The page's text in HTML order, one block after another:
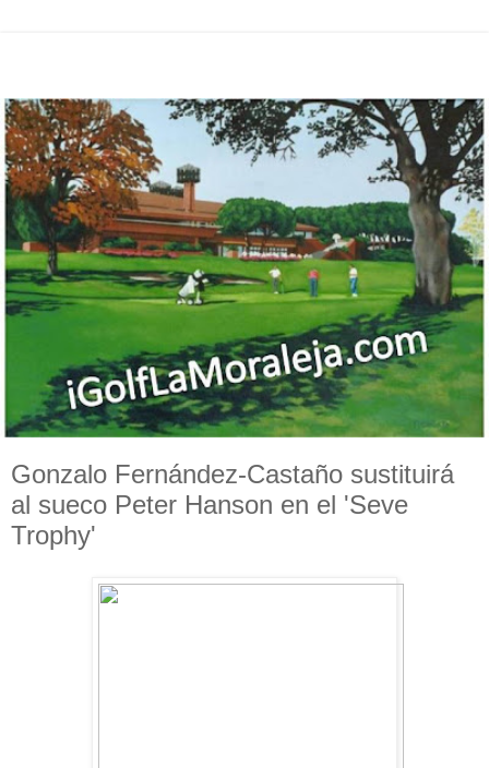
Gonzalo Fernández-Castaño sustituirá
al sueco Peter Hanson en el 'Seve
Trophy'